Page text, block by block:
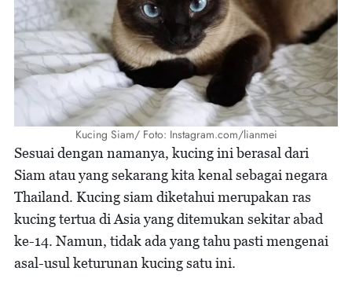
Kucing Siam/ Foto: Instagram.com/lianmei
Sesuai dengan namanya, kucing ini berasal dari
Siam atau yang sekarang kita kenal sebagai negara
Thailand. Kucing siam diketahui merupakan ras
kucing tertua di Asia yang ditemukan sekitar abad
ke-14. Namun, tidak ada yang tahu pasti mengenai
asal-usul keturunan kucing satu ini.